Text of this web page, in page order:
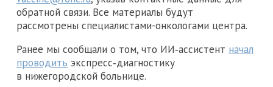
обратной связи. Все материалы будут
рассмотрены специалистами-онкологами центра.
Ранее мы сообщали о том, что ИИ‑ассистент начал
проводить экспресс‑диагностику
в нижегородской больнице.